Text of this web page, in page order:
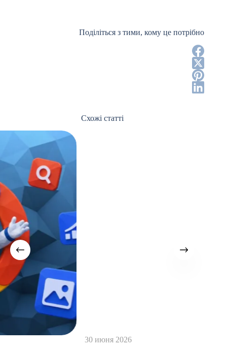
Поділіться з тими, кому це потрібно
Схожі статті
30 июня 2026